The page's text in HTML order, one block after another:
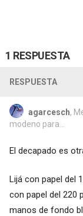
1 RESPUESTA
RESPUESTA
agarcesch,
modeno para...
El decapado es
Lijá con papel del
con papel del 220
manos de fondo